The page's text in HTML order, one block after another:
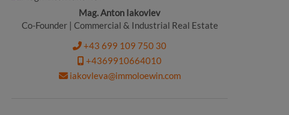
Mag. Anton Iakovlev
Co-Founder | Commercial & Industrial Real Estate
+43 699 109 750 30
+4369910664010
iakovleva@immoloewin.com